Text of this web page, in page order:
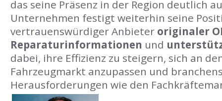
das seine Präsenz in der Region deutlich
Unternehmen festigt weiterhin seine
vertrauenswürdiger Anbieter originaler
Reparaturinformationen und
dabei, ihre Effizienz zu steigern, sich an
Fahrzeugmarkt anzupassen und
Herausforderungen wie den